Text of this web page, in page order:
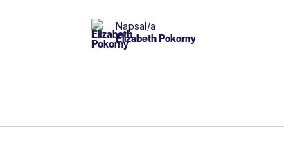
Napsal/a
Elizabeth Pokorny